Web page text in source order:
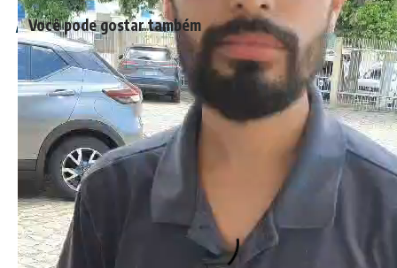
Você pode gostar também
Bairro Harmonia em Rio das Ostras: uma nova era no
desenvolvimento e crescimento urbano
A importância da manutenção das fachadas: Um alerta da
Enge+
Felipe Melo discute com trabalhadores de obra em
condomínio; defesa diz que ele sofre com barulho há 2 anos
Homem é preso ao tentar invadir condomínio de Isis
Valverde e admite perseguir a atriz há mais de 20 anos
Primeiro condomínio do mundo no metaverso está à
venda em cidade do Paraná